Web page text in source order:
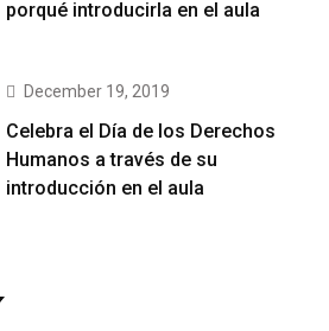
porqué introducirla en el aula
December 19, 2019
Celebra el Día de los Derechos
Humanos a través de su
introducción en el aula